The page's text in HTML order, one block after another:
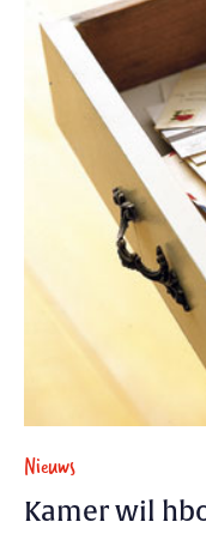
Nieuws
Kamer wil